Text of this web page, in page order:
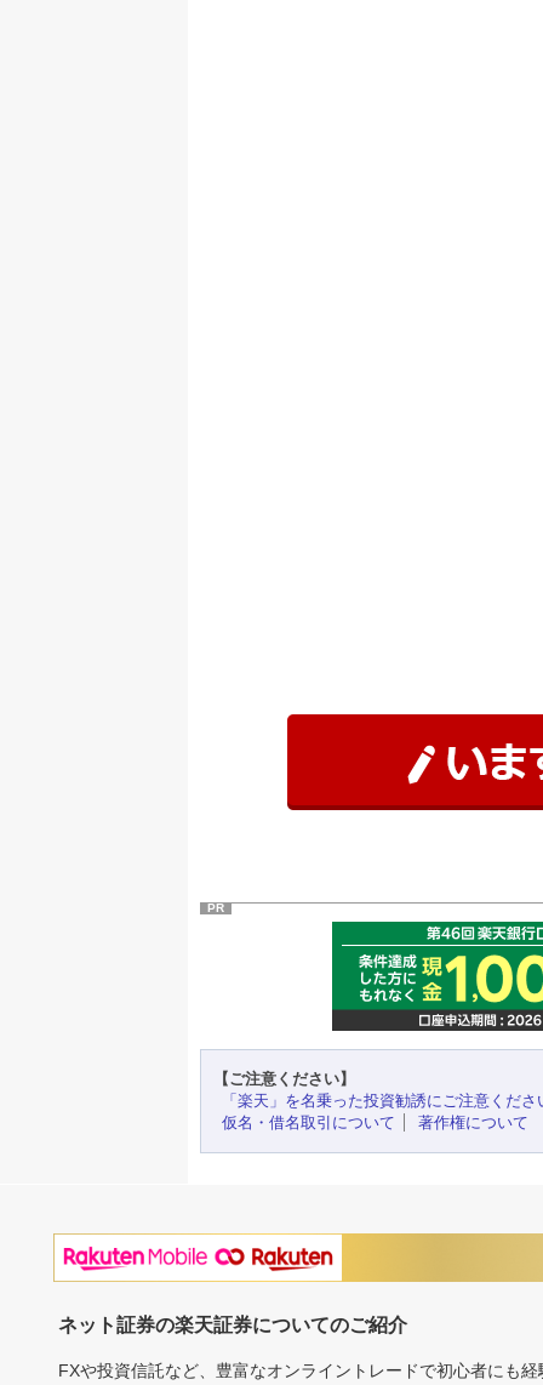
PR
【ご注意ください】
「楽天」を名乗った投資勧誘にご注意くださ
仮名・借名取引について
著作権について
ネット証券の楽天証券についてのご紹介
FXや投資信託など、豊富なオンライントレードで初心者にも